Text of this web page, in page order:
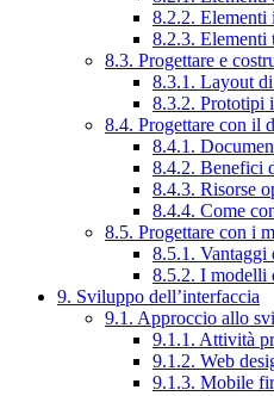
8.2.2. Elementi
8.2.3. Elementi
8.3. Progettare e
8.3.1. Layout
8.3.2. Prototipi
8.4. Progettare con il
8.4.1.
8.4.2. Benefici
8.4.3. Risorse
8.4.4. Come
8.5. Progettare con i
8.5.1. Vantaggi
8.5.2. I modelli
9. Sviluppo dell’interfaccia
9.1. Approccio allo
9.1.1. Attività
9.1.2. Web
9.1.3. Mobile